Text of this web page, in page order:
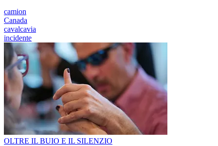
camion
Canada
cavalcavia
incidente
OLTRE IL BUIO E IL SILENZIO